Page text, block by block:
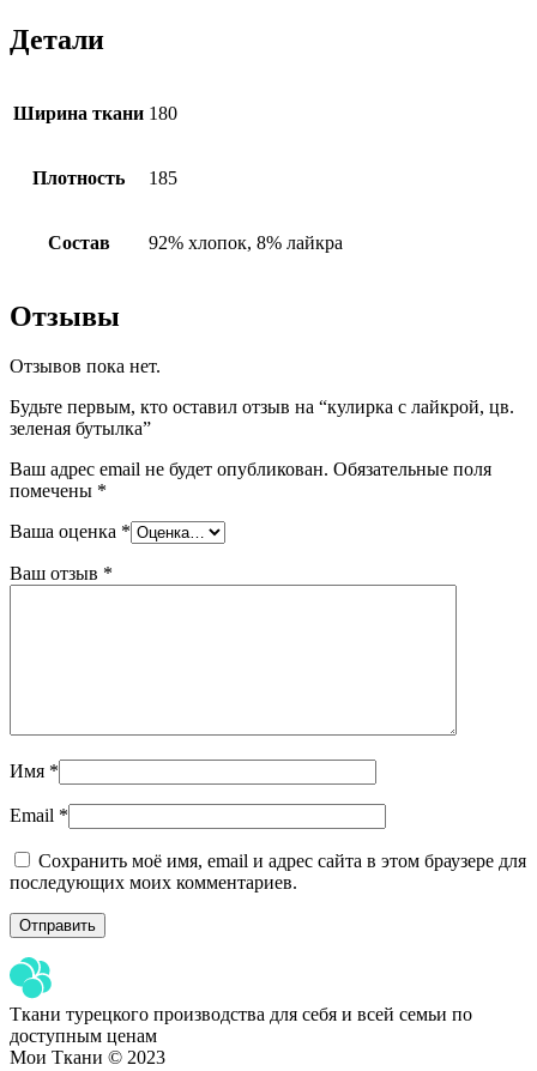
Детали
Ширина ткани 180
Плотность 185
Состав 92% хлопок, 8% лайкра
Отзывы
Отзывов пока нет.
Будьте первым, кто оставил отзыв на “кулирка с лайкрой, цв.
зеленая бутылка”
Ваш адрес email не будет опубликован. Обязательные поля
помечены *
Ваша оценка *
Ваш отзыв *
Имя *
Email *
Сохранить моё имя, email и адрес сайта в этом браузере для
последующих моих комментариев.
Ткани турецкого производства для себя и всей семьи по
доступным ценам
Мои Ткани © 2023